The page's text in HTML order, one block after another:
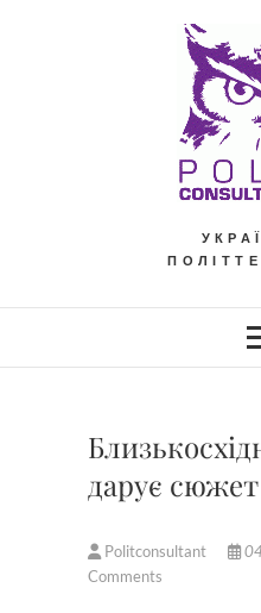
дарує
Politconsultant
Comments